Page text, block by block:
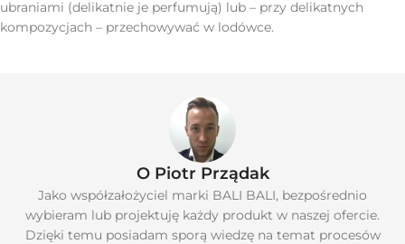
ubraniami (delikatnie je perfumują) lub – przy delikatnych
kompozycjach – przechowywać w lodówce.
O Piotr Prządak
Jako współzałożyciel marki BALI BALI, bezpośrednio
wybieram lub projektuję każdy produkt w naszej ofercie.
Dzięki temu posiadam sporą wiedzę na temat procesów